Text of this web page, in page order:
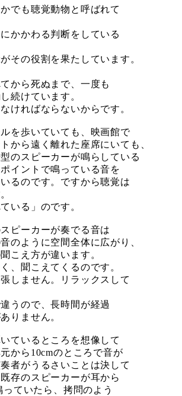
でも聴覚動物と呼ばれて
かかわる判断をしている
その役割を果たしています。
から死ぬまで、一度も
続けています。
ければならないからです。
を歩いていても、映画館で
から遠く離れた座席にいても、
のスピーカーが鳴らしている
イントで鳴っている音を
るのです。ですから聴覚は
いる」のです。
ピーカーが奏でる音は
のように空間全体に広がり、
こえ方が違います。
、聞こえてくるのです。
しません。リラックスして
うので、長時間が経過
りません。
ているところを想像して
から10cmのところで音が
者がうるさいことは決して
存のスピーカーが耳から
っていたら、拷問のよう